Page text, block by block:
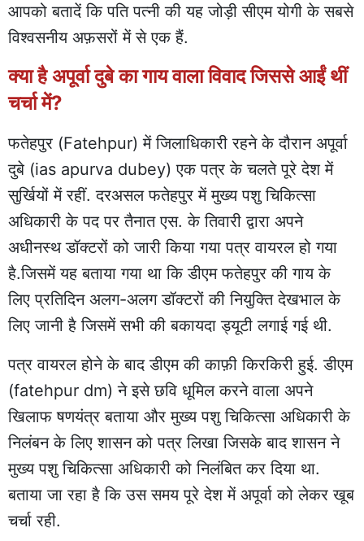
आपको बतादें कि पति पत्नी की यह जोड़ी सीएम योगी के सबसे
विश्वसनीय अफ़सरों में से एक हैं.
क्या है अपूर्वा दुबे का गाय वाला विवाद जिससे आईं थीं
चर्चा में?
फतेहपुर (Fatehpur) में जिलाधिकारी रहने के दौरान अपूर्वा
दुबे (ias apurva dubey) एक पत्र के चलते पूरे देश में
सुर्खियों में रहीं. दरअसल फतेहपुर में मुख्य पशु चिकित्सा
अधिकारी के पद पर तैनात एस. के तिवारी द्वारा अपने
अधीनस्थ डॉक्टरों को जारी किया गया पत्र वायरल हो गया
है.जिसमें यह बताया गया था कि डीएम फतेहपुर की गाय के
लिए प्रतिदिन अलग-अलग डॉक्टरों की नियुक्ति देखभाल के
लिए जानी है जिसमें सभी की बकायदा ड्यूटी लगाई गई थी.
पत्र वायरल होने के बाद डीएम की काफ़ी किरकिरी हुई. डीएम
(fatehpur dm) ने इसे छवि धूमिल करने वाला अपने
खिलाफ षणयंत्र बताया और मुख्य पशु चिकित्सा अधिकारी के
निलंबन के लिए शासन को पत्र लिखा जिसके बाद शासन ने
मुख्य पशु चिकित्सा अधिकारी को निलंबित कर दिया था.
बताया जा रहा है कि उस समय पूरे देश में अपूर्वा को लेकर खूब
चर्चा रही.